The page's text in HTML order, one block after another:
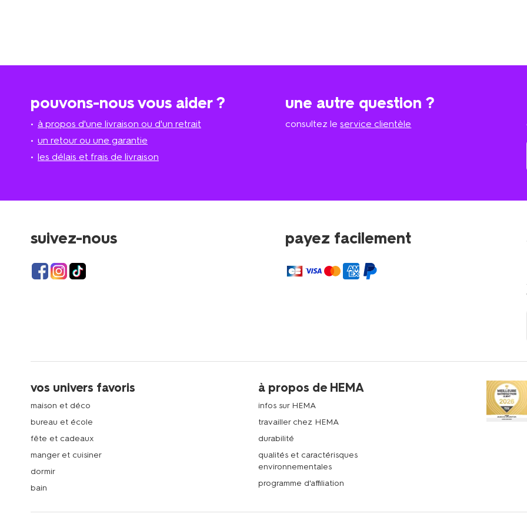
pouvons-nous vous aider ?
à propos d'une livraison ou d'un retrait
un retour ou une garantie
les délais et frais de livraison
une autre question ?
consultez leservice clientèle
suivez-nous payez facilement
vos univers favoris
maison et déco
bureau et école
fête et cadeaux
manger et cuisiner
dormir
bain
à propos de HEMA
infos sur HEMA
travailler chez HEMA
durabilité
qualités et caractérisques
environnementales
programme d'affiliation